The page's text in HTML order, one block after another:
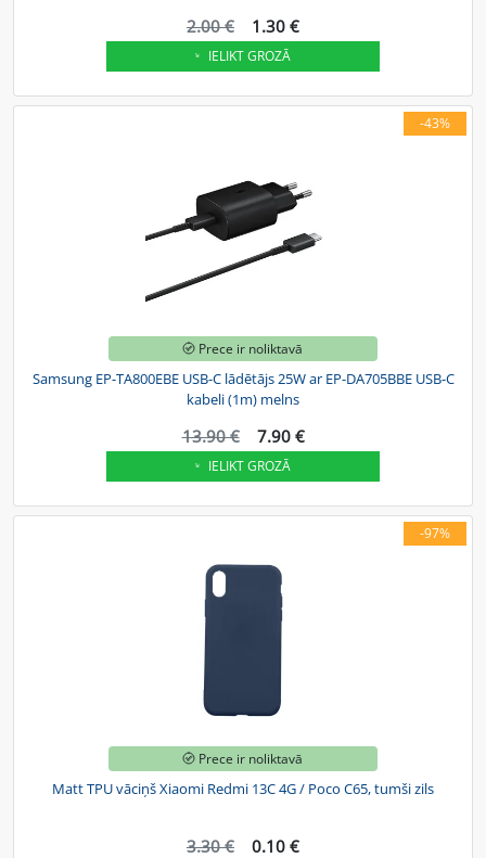
2.00 € 1.30 €
IELIKT GROZĀ
-43%
Prece ir noliktavā
Samsung EP-TA800EBE USB-C lādētājs 25W ar EP-DA705BBE USB-C
kabeli (1m) melns
13.90 € 7.90 €
IELIKT GROZĀ
-97%
Prece ir noliktavā
Matt TPU vāciņš Xiaomi Redmi 13C 4G / Poco C65, tumši zils
3.30 € 0.10 €